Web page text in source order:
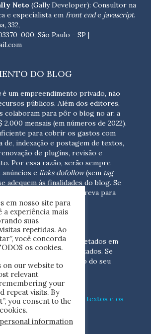
Neto (Gally Developer): Consultor na
e especialista em front ende javascript.
332,
000, São Paulo - SP |
DO BLOG
é um empreendimento privado, não
públicos. Além dos editores,
colaboram para pôr o blog no ar, a
2.000 mensais (em números de 2022).
para cobrir os gastos com
indexação e postagem de textos,
de plugins, revisão e
Por essa razão, serão sempre
e links dofollow(sem tag
adequem às finalidades do blog. Se
escreva para
e sumários são coletados em
e sites especializados. Se
em divulgar o acervo do seu
para nós
como processamos os textos e os
neste blog.
em nosso site para
a experiência mais
suas
repetidas. Ao
você concorda
os cookies.
on our website to
relevant
your
repeat visits. By
you consent to the
information